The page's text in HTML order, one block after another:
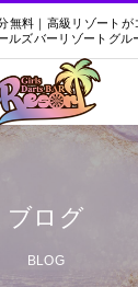
無料｜高級リゾート
ルズバーリゾートグル
ブログ
BLOG